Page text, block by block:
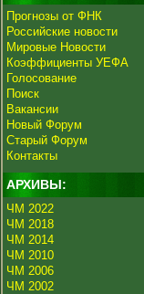
Прогнозы от ФНК
Российские новости
Мировые Новости
Коэффициенты УЕФА
Голосование
Поиск
Вакансии
Новый Форум
Старый Форум
Контакты
АРХИВЫ:
ЧМ 2022
ЧМ 2018
ЧМ 2014
ЧМ 2010
ЧМ 2006
ЧМ 2002